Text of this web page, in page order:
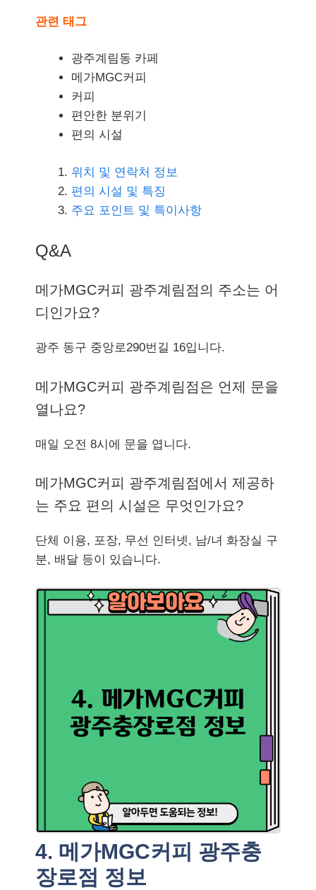
관련 태그
광주계림동 카페
메가MGC커피
커피
편안한 분위기
편의 시설
위치 및 연락처 정보
편의 시설 및 특징
주요 포인트 및 특이사항
Q&A
메가MGC커피 광주계림점의 주소는 어
디인가요?
광주 동구 중앙로290번길 16입니다.
메가MGC커피 광주계림점은 언제 문을
열나요?
매일 오전 8시에 문을 엽니다.
메가MGC커피 광주계림점에서 제공하
는 주요 편의 시설은 무엇인가요?
단체 이용, 포장, 무선 인터넷, 남/녀 화장실 구
분, 배달 등이 있습니다.
4. 메가MGC커피 광주충
장로점 정보